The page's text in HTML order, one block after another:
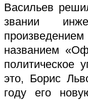
Васильев
звании
названием
политическое
это, Борис
году его